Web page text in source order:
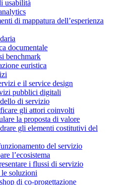
usabilità
di mappatura dell’esperienza
documentale
benchmark
euristica
e il service design
pubblici digitali
di servizio
gli attori coinvolti
la proposta di valore
gli elementi costitutivi del
del servizio
l’ecosistema
i flussi di servizio
soluzioni
di co-progettazione